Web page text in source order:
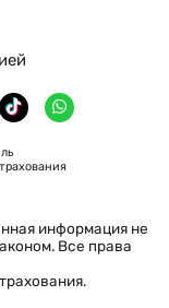
информация не
Все права